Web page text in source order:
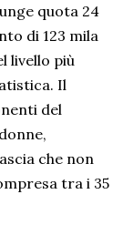
quota 24
di 123 mila
livello più
Il
del
che non
tra i 35